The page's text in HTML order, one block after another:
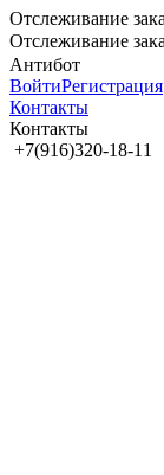
Отслеживание
Отслеживание
Антибот
ВойтиРегистрация
Контакты
Контакты
+7(916)320-18-11